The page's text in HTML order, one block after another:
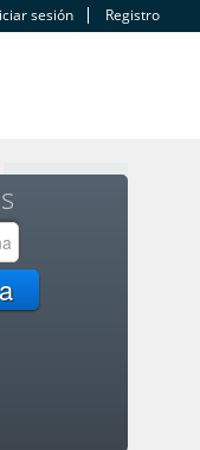
sesión Registro